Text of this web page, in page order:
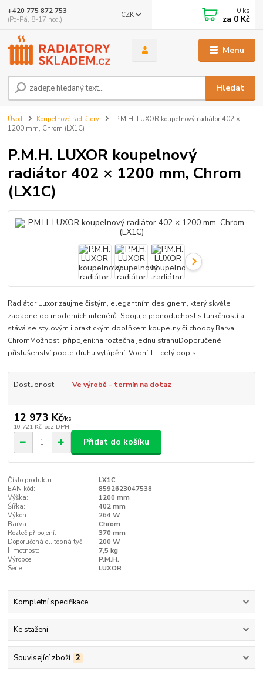
Menu
CZK
Hledat
+420 775 872 753
(Po-Pá, 8-17 hod.)
0 ks
za 0 Kč
Úvod Koupelnové radiátory
P.M.H. LUXOR koupelnový radiátor 402 ×
1200 mm, Chrom (LX1C)
P.M.H. LUXOR koupelnový
radiátor 402 × 1200 mm, Chrom
(LX1C)
Radiátor Luxor zaujme čistým, elegantním designem, který skvěle
zapadne do moderních interiérů. Spojuje jednoduchost s funkčností a
stává se stylovým i praktickým doplňkem koupelny či chodby.Barva:
ChromMožnosti připojení:na roztečna jednu stranuDoporučené
příslušenství podle druhu vytápění: Vodní T... celý popis
Dostupnost Ve výrobě - termín na dotaz
12 973 Kč/ks
10 721 Kč bez DPH
Přidat do košíku
Číslo produktu:
LX1C
EAN kód:
8592623047538
Výška:
1200 mm
Šířka:
402 mm
Výkon:
264 W
Barva:
Chrom
Rozteč připojení:
370 mm
Doporučená el. topná tyč:
200 W
Hmotnost:
7,5 kg
Výrobce:
P.M.H.
Série:
LUXOR
Kompletní specifikace
Ke stažení
Související zboží 2